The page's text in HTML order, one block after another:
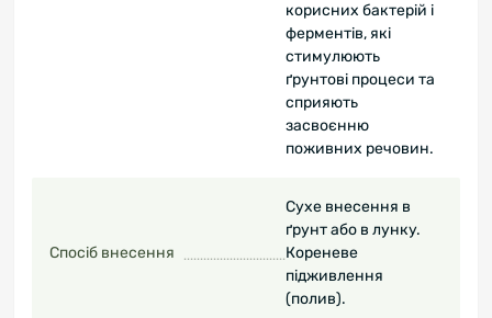
корисних бактерій і
ферментів, які
стимулюють
ґрунтові процеси та
сприяють
засвоєнню
поживних речовин.
Спосіб внесення
Сухе внесення в
ґрунт або в лунку.
Кореневе
підживлення
(полив).